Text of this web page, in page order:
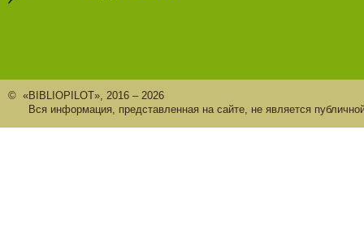
© «BIBLIOPILOT», 2016 – 2026
Вся информация, представленная на сайте, не является